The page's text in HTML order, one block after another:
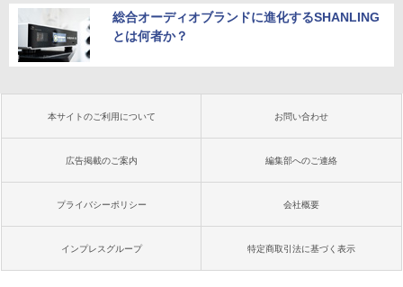
総合オーディオブランドに進化するSHANLING
とは何者か？
本サイトのご利用について お問い合わせ
広告掲載のご案内 編集部へのご連絡
プライバシーポリシー 会社概要
インプレスグループ 特定商取引法に基づく表示